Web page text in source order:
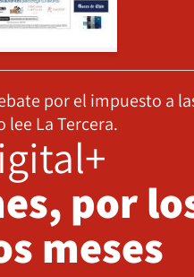
por el impuesto a
lee La Tercera.
por
meses